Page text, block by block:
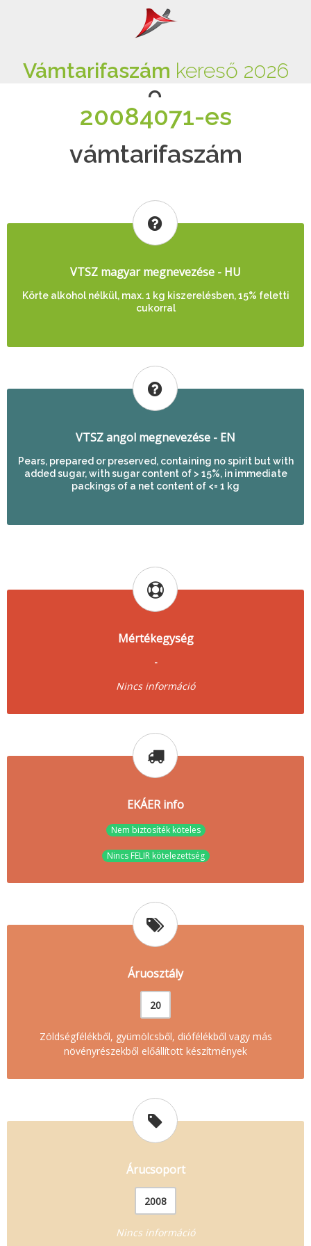
Vámtarifaszám kereső 2026
20084071-es
vámtarifaszám
VTSZ magyar megnevezése - HU
Körte alkohol nélkül, max. 1 kg kiszerelésben, 15% feletti
cukorral
VTSZ angol megnevezése - EN
Pears, prepared or preserved, containing no spirit but with
added sugar, with sugar content of > 15%, in immediate
packings of a net content of <= 1 kg
Mértékegység
-
Nincs információ
EKÁER info
Nem biztosíték köteles
Nincs FELIR kötelezettség
Áruosztály
20
Zöldségfélékből, gyümölcsből, diófélékből vagy más
növényrészekből előállított készítmények
Árucsoport
2008
Nincs információ